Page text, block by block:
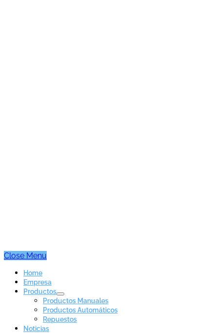
Close Menu
Home
Empresa
Productos
Productos Manuales
Productos Automáticos
Repuestos
Noticias